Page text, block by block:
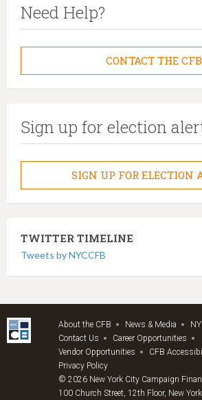
Need Help?
CONTACT THE CFB
Sign up for election
SIGN UP FOR ELECTION
TWITTER TIMELINE
Tweets by NYCCFB
About the CFB News & Media
Contact Us
Career Opportunities
Vendor Opportunities
CFB
Privacy Policy
© 2026 New York City Campaign
100 Church Street, 12th Floor, New